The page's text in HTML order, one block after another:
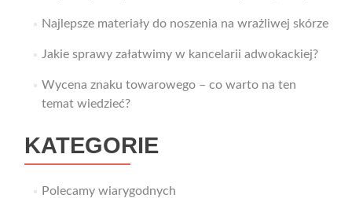
Najlepsze materiały do noszenia na wrażliwej skórze
Jakie sprawy załatwimy w kancelarii adwokackiej?
Wycena znaku towarowego – co warto na ten
temat wiedzieć?
KATEGORIE
Polecamy wiarygodnych